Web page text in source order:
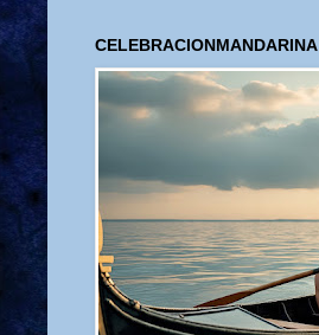
CELEBRACIONMANDARINA